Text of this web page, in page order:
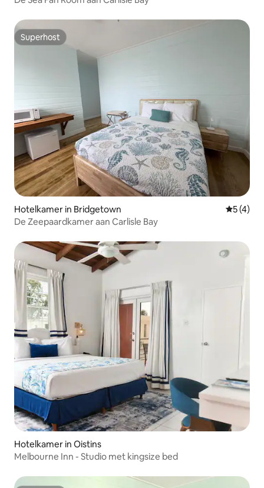
Superhost
Superhost
Hotelkamer in Bridgetown
5 (4)
De Zeepaardkamer aan Carlisle Bay
Hotelkamer in Oistins
Melbourne Inn - Studio met kingsize bed